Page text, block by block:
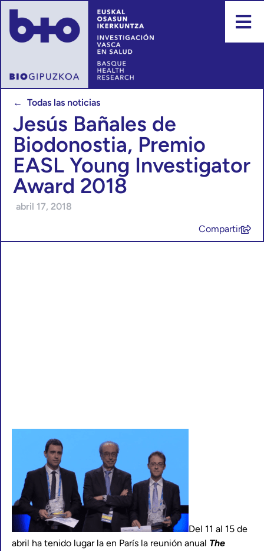
← Todas las noticias
Jesús Bañales de
Biodonostia, Premio
EASL Young Investigator
Award 2018
abril 17, 2018
Compartir
Del 11 al 15 de
abril ha tenido lugar la en París la reunión anual The